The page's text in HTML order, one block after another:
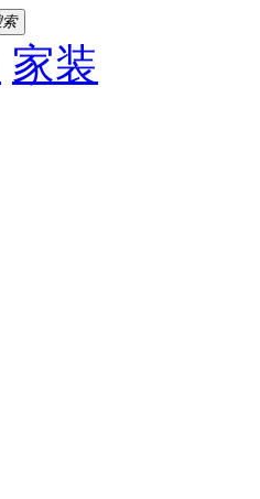
索
家装